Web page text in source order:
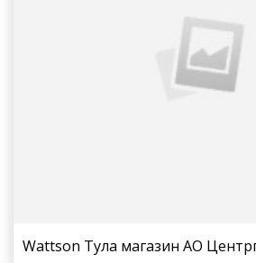
Wattson Тула магазин АО